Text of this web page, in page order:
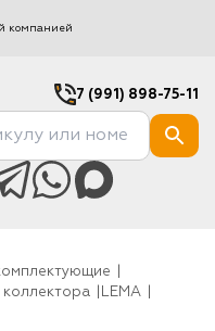
компанией
7 (991) 898-75-11
коллектора
LEMA